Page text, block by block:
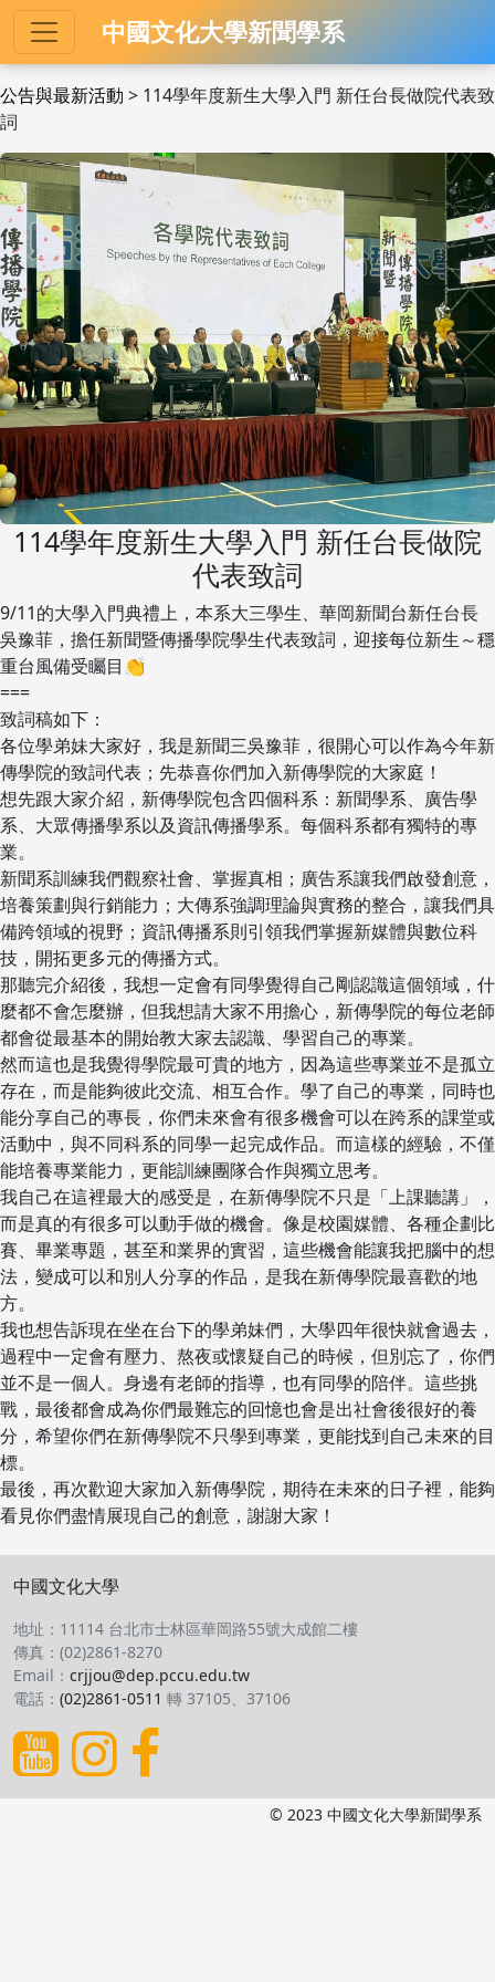
中國文化大學新聞學系
公告與最新活動 > 114學年度新生大學入門 新任台長做院代表致
詞
114學年度新生大學入門 新任台長做院
代表致詞
9/11的大學入門典禮上，本系大三學生、華岡新聞台新任台長
吳豫菲，擔任新聞暨傳播學院學生代表致詞，迎接每位新生～穩
重台風備受矚目👏
===
致詞稿如下：
各位學弟妹大家好，我是新聞三吳豫菲，很開心可以作為今年新
傳學院的致詞代表；先恭喜你們加入新傳學院的大家庭！
想先跟大家介紹，新傳學院包含四個科系：新聞學系、廣告學
系、大眾傳播學系以及資訊傳播學系。每個科系都有獨特的專
業。
新聞系訓練我們觀察社會、掌握真相；廣告系讓我們啟發創意，
培養策劃與行銷能力；大傳系強調理論與實務的整合，讓我們具
備跨領域的視野；資訊傳播系則引領我們掌握新媒體與數位科
技，開拓更多元的傳播方式。
那聽完介紹後，我想一定會有同學覺得自己剛認識這個領域，什
麼都不會怎麼辦，但我想請大家不用擔心，新傳學院的每位老師
都會從最基本的開始教大家去認識、學習自己的專業。
然而這也是我覺得學院最可貴的地方，因為這些專業並不是孤立
存在，而是能夠彼此交流、相互合作。學了自己的專業，同時也
能分享自己的專長，你們未來會有很多機會可以在跨系的課堂或
活動中，與不同科系的同學一起完成作品。而這樣的經驗，不僅
能培養專業能力，更能訓練團隊合作與獨立思考。
我自己在這裡最大的感受是，在新傳學院不只是「上課聽講」，
而是真的有很多可以動手做的機會。像是校園媒體、各種企劃比
賽、畢業專題，甚至和業界的實習，這些機會能讓我把腦中的想
法，變成可以和別人分享的作品，是我在新傳學院最喜歡的地
方。
我也想告訴現在坐在台下的學弟妹們，大學四年很快就會過去，
過程中一定會有壓力、熬夜或懷疑自己的時候，但別忘了，你們
並不是一個人。身邊有老師的指導，也有同學的陪伴。這些挑
戰，最後都會成為你們最難忘的回憶也會是出社會後很好的養
分，希望你們在新傳學院不只學到專業，更能找到自己未來的目
標。
最後，再次歡迎大家加入新傳學院，期待在未來的日子裡，能夠
看見你們盡情展現自己的創意，謝謝大家！
中國文化大學
地址：11114 台北市士林區華岡路55號大成館二樓
傳真：(02)2861-8270
Email： crjjou@dep.pccu.edu.tw
電話： (02)2861-0511 轉 37105、37106
© 2023 中國文化大學新聞學系